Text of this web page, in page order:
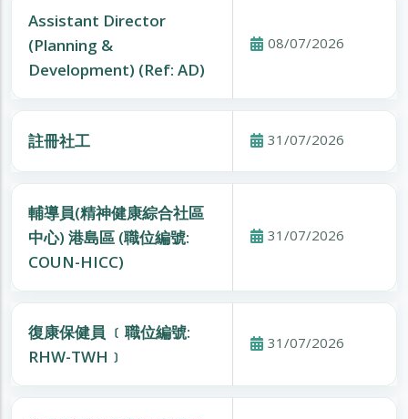
Assistant Director
(Planning &
Development) (Ref: AD)
08/07/2026
註冊社工 31/07/2026
輔導員(精神健康綜合社區
中心) 港島區 (職位編號:
COUN-HICC)
31/07/2026
復康保健員 ﹝職位編號:
RHW-TWH﹞
31/07/2026